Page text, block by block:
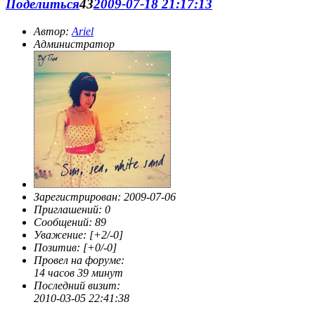
Поделиться432009-07-18 21:17:13
Автор: Ariel
Администратор
Зарегистрирован: 2009-07-06
Приглашений: 0
Сообщений: 89
Уважение: [+2/-0]
Позитив: [+0/-0]
Провел на форуме:
14 часов 39 минут
Последний визит:
2010-03-05 22:41:38